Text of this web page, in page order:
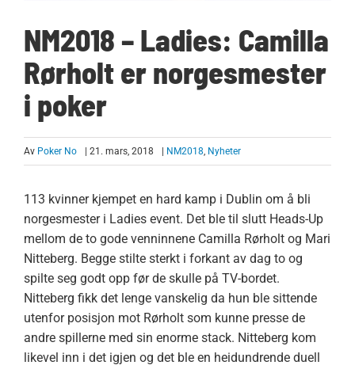
NM2018 – Ladies: Camilla
Rørholt er norgesmester
i poker
Av Poker No | 21. mars, 2018 NM2018, Nyheter
113 kvinner kjempet en hard kamp i Dublin om å bli
norgesmester i Ladies event. Det ble til slutt Heads-Up
mellom de to gode venninnene Camilla Rørholt og Mari
Nitteberg. Begge stilte sterkt i forkant av dag to og
spilte seg godt opp før de skulle på TV-bordet.
Nitteberg fikk det lenge vanskelig da hun ble sittende
utenfor posisjon mot Rørholt som kunne presse de
andre spillerne med sin enorme stack. Nitteberg kom
likevel inn i det igjen og det ble en heidundrende duell